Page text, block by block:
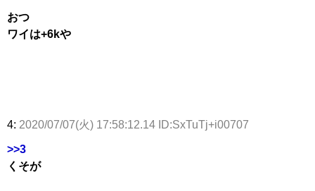
おつ
ワイは+6kや
4: 2020/07/07(火) 17:58:12.14 ID:SxTuTj+i00707
>>3
くそが